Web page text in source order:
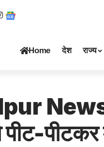
Home देश राज्य
News:
पीटकर